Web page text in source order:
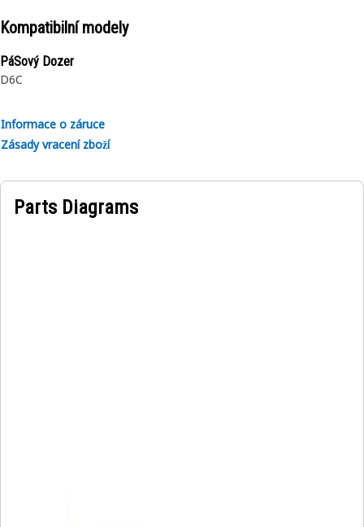
Kompatibilní modely
PáSový Dozer
D6C
Informace o záruce
Zásady vracení zboží
Parts Diagrams